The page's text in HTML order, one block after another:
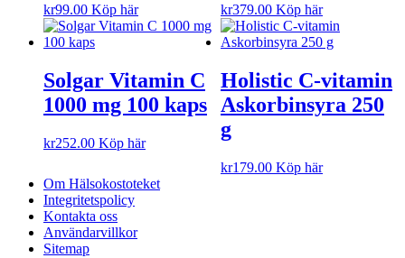
kr99.00 Köp här kr379.00 Köp här
Solgar Vitamin C
1000 mg 100 kaps
kr252.00 Köp här
Holistic C-vitamin
Askorbinsyra 250
g
kr179.00 Köp här
Om Hälsokostoteket
Integritetspolicy
Kontakta oss
Användarvillkor
Sitemap